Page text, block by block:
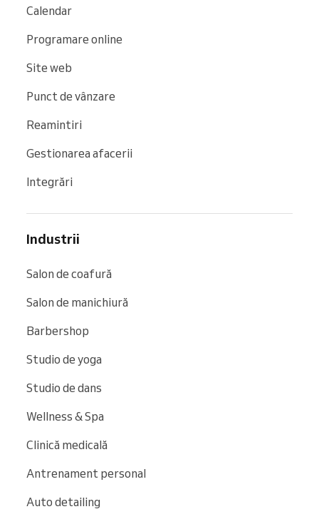
Calendar
Programare online
Site web
Punct de vânzare
Reamintiri
Gestionarea afacerii
Integrări
Industrii
Salon de coafură
Salon de manichiură
Barbershop
Studio de yoga
Studio de dans
Wellness & Spa
Clinică medicală
Antrenament personal
Auto detailing